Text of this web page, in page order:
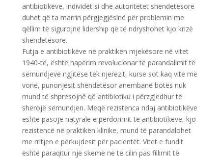
antibiotikëve, individët si dhe autoritetet shëndetësore
duhet që ta marrin përgjegjësinë për problemin me
qëllim të sigurojnë lidership që të ndryshohet kjo krizë
shëndetësore.
Futja e antibiotikëve në praktikën mjekësore në vitet
1940-të, është hapërim revolucionar të parandalimit të
sëmundjeve ngjitëse tek njerëzit, kurse sot kaq vite më
vonë, punonjësit shëndetësor anembanë botës nuk
mund të shpresojnë që antibiotiku i përzgjedhur të
shërojë sëmundjen. Meqë rezistenca ndaj antibiotikëve
është pasojë natyrale e përdorimit të antibiotikëve, kjo
rezistencë në praktikën klinike, mund të parandalohet
me rritjen e përkujdesit për pacientët. Vitet e fundit
është paraqitur një skemë në të cilin pas fillimit të